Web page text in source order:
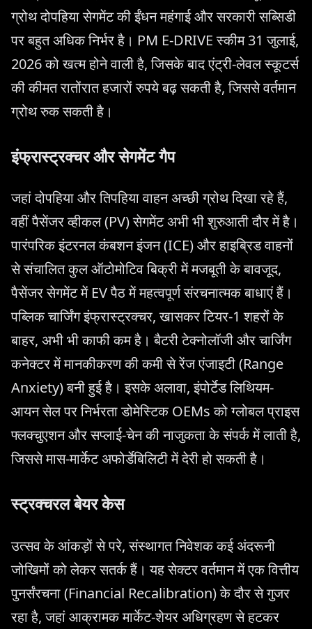
ग्रोथ दोपहिया सेगमेंट की ईंधन महंगाई और सरकारी सब्सिडी
पर बहुत अधिक निर्भर है। PM E-DRIVE स्कीम 31 जुलाई,
2026 को खत्म होने वाली है, जिसके बाद एंट्री-लेवल स्कूटर्स
की कीमत रातोंरात हजारों रुपये बढ़ सकती है, जिससे वर्तमान
ग्रोथ रुक सकती है।
इंफ्रास्ट्रक्चर और सेगमेंट गैप
जहां दोपहिया और तिपहिया वाहन अच्छी ग्रोथ दिखा रहे हैं,
वहीं पैसेंजर व्हीकल (PV) सेगमेंट अभी भी शुरुआती दौर में है।
पारंपरिक इंटरनल कंबशन इंजन (ICE) और हाइब्रिड वाहनों
से संचालित कुल ऑटोमोटिव बिक्री में मजबूती के बावजूद,
पैसेंजर सेगमेंट में EV पैठ में महत्वपूर्ण संरचनात्मक बाधाएं हैं।
पब्लिक चार्जिंग इंफ्रास्ट्रक्चर, खासकर टियर-1 शहरों के
बाहर, अभी भी काफी कम है। बैटरी टेक्नोलॉजी और चार्जिंग
कनेक्टर में मानकीकरण की कमी से रेंज एंजाइटी (Range
Anxiety) बनी हुई है। इसके अलावा, इंपोर्टेड लिथियम-
आयन सेल पर निर्भरता डोमेस्टिक OEMs को ग्लोबल प्राइस
फ्लक्चुएशन और सप्लाई-चेन की नाजुकता के संपर्क में लाती है,
जिससे मास-मार्केट अफोर्डेबिलिटी में देरी हो सकती है।
स्ट्रक्चरल बेयर केस
उत्सव के आंकड़ों से परे, संस्थागत निवेशक कई अंदरूनी
जोखिमों को लेकर सतर्क हैं। यह सेक्टर वर्तमान में एक वित्तीय
पुनर्संरचना (Financial Recalibration) के दौर से गुजर
रहा है, जहां आक्रामक मार्केट-शेयर अधिग्रहण से हटकर